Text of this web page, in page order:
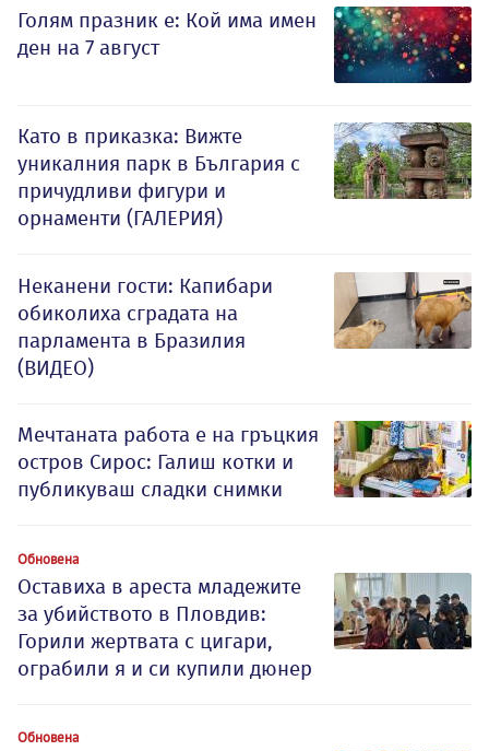
Голям празник е: Кой има имен
ден на 7 август
Като в приказка: Вижте
уникалния парк в България с
причудливи фигури и
орнаменти (ГАЛЕРИЯ)
Неканени гости: Капибари
обиколиха сградата на
парламента в Бразилия
(ВИДЕО)
Мечтаната работа е на гръцкия
остров Сирос: Галиш котки и
публикуваш сладки снимки
Обновена
Оставиха в ареста младежите
за убийството в Пловдив:
Горили жертвата с цигари,
ограбили я и си купили дюнер
Обновена